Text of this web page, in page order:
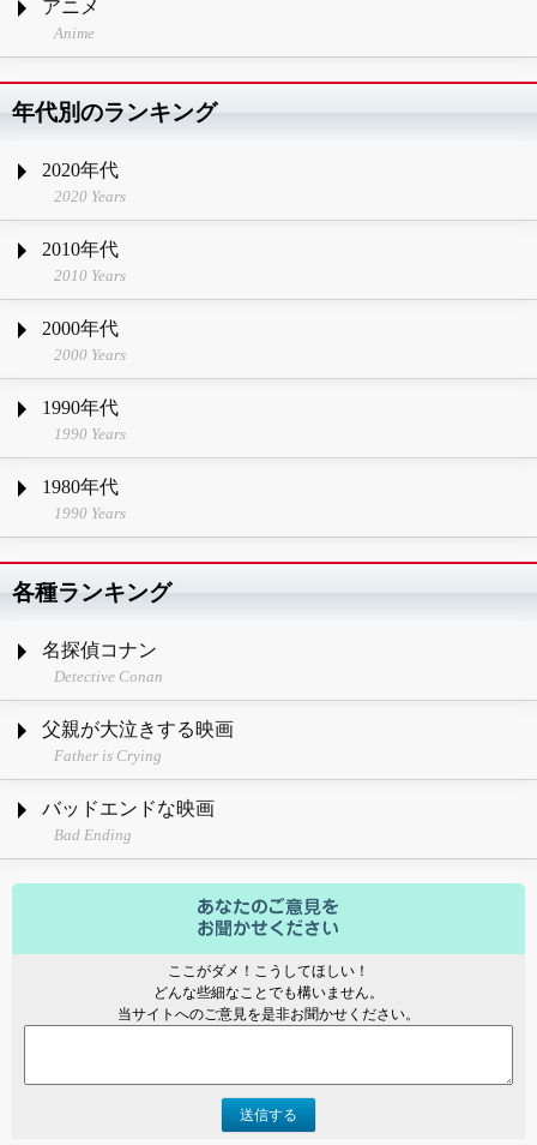
アニメ
Anime
年代別のランキング
2020年代
2020 Years
2010年代
2010 Years
2000年代
2000 Years
1990年代
1990 Years
1980年代
1990 Years
各種ランキング
名探偵コナン
Detective Conan
父親が大泣きする映画
Father is Crying
バッドエンドな映画
Bad Ending
ここがダメ！こうしてほしい！
どんな些細なことでも構いません。
当サイトへのご意見を是非お聞かせください。
送信する